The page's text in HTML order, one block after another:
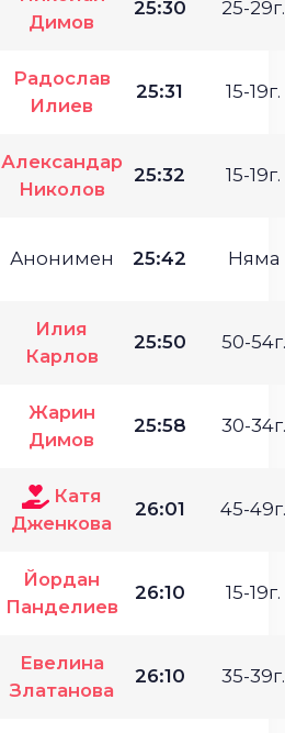
Димов
25:30 25-29г.
Радослав
Илиев
25:31 15-19г.
Александар
Николов
25:32 15-19г.
Анонимен 25:42 Няма
Илия
Карлов
25:50 50-54г.
Жарин
Димов
25:58 30-34г.
Катя
Дженкова
26:01 45-49г.
Йордан
Панделиев
26:10 15-19г.
Евелина
Златанова
26:10 35-39г.